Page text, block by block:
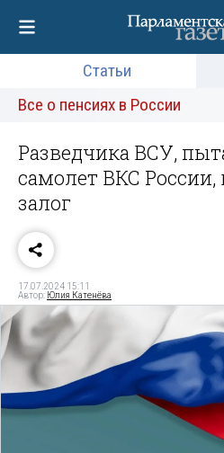
Статьи
Все о пенсиях в России
Разведчика ВСУ,
самолет ВКС
залог
17.07.2024 15:11
Автор: Юлия Катенёва